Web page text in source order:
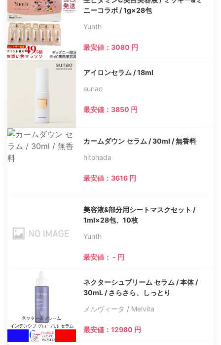
ニーコラボ / 1g×28包
Yunth
最安値：3080 円
アイロンセラム / 18ml
sunao
最安値：3850 円
カームダウン セラム / 30ml / 無香料
hitohada
最安値：3616 円
美容液&部分用シートマスクセット /
1ml×28包、10枚
Yunth
最安値： - 円
ネクターシュブリーム セラム / 本体 /
30mL / さらさら、しっとり
メルヴィータ / Melvita
最安値：12980 円